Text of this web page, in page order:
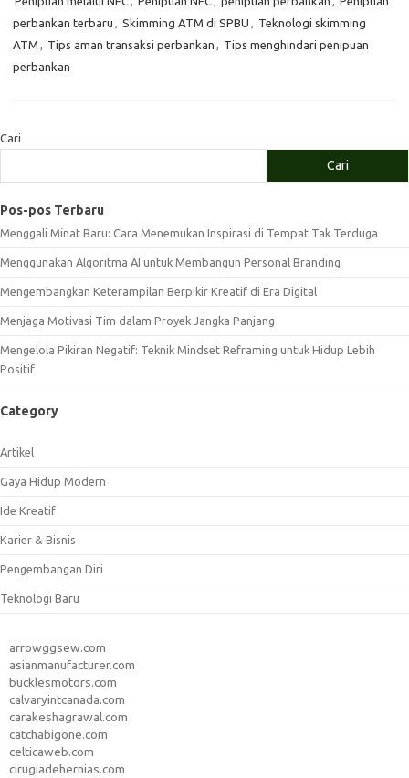
perbankan terbaru , Skimming ATM di SPBU , Teknologi skimming
ATM , Tips aman transaksi perbankan , Tips menghindari penipuan
perbankan
Cari
Cari
Pos-pos Terbaru
Menggali Minat Baru: Cara Menemukan Inspirasi di Tempat Tak Terduga
Menggunakan Algoritma AI untuk Membangun Personal Branding
Mengembangkan Keterampilan Berpikir Kreatif di Era Digital
Menjaga Motivasi Tim dalam Proyek Jangka Panjang
Mengelola Pikiran Negatif: Teknik Mindset Reframing untuk Hidup Lebih
Positif
Category
Artikel
Gaya Hidup Modern
Ide Kreatif
Karier & Bisnis
Pengembangan Diri
Teknologi Baru
arrowggsew.com
asianmanufacturer.com
bucklesmotors.com
calvaryintcanada.com
carakeshagrawal.com
catchabigone.com
celticaweb.com
cirugiadehernias.com